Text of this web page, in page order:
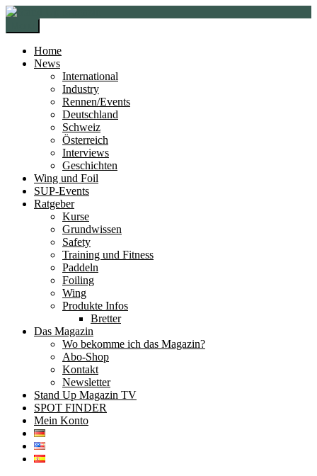
Zur
Navigation
springen
Zum
springen
Home
News
International
Industry
Rennen/Events
Deutschland
Schweiz
Österreich
Interviews
Geschichten
Wing und Foil
SUP-Events
Ratgeber
Kurse
Grundwissen
Safety
Training und Fitness
Paddeln
Foiling
Wing
Produkte Infos
Bretter
Das Magazin
Wo bekomme ich das Magazin?
Abo-Shop
Kontakt
Newsletter
Stand Up Magazin TV
SPOT FINDER
Mein Konto